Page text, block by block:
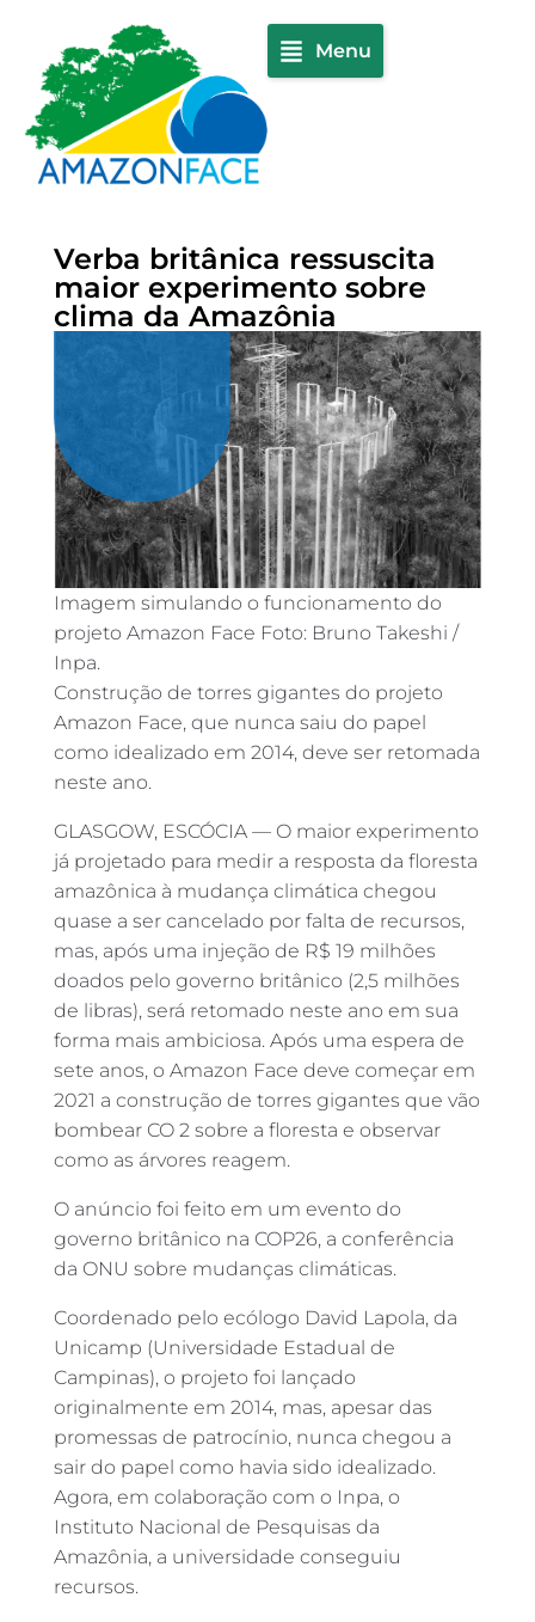
Menu
Verba britânica ressuscita
maior experimento sobre
clima da Amazônia
Imagem simulando o funcionamento do
projeto Amazon Face Foto: Bruno Takeshi /
Inpa.
Construção de torres gigantes do projeto
Amazon Face, que nunca saiu do papel
como idealizado em 2014, deve ser retomada
neste ano.
GLASGOW, ESCÓCIA — O maior experimento
já projetado para medir a resposta da floresta
amazônica à mudança climática chegou
quase a ser cancelado por falta de recursos,
mas, após uma injeção de R$ 19 milhões
doados pelo governo britânico (2,5 milhões
de libras), será retomado neste ano em sua
forma mais ambiciosa. Após uma espera de
sete anos, o Amazon Face deve começar em
2021 a construção de torres gigantes que vão
bombear CO 2 sobre a floresta e observar
como as árvores reagem.
O anúncio foi feito em um evento do
governo britânico na COP26, a conferência
da ONU sobre mudanças climáticas.
Coordenado pelo ecólogo David Lapola, da
Unicamp (Universidade Estadual de
Campinas), o projeto foi lançado
originalmente em 2014, mas, apesar das
promessas de patrocínio, nunca chegou a
sair do papel como havia sido idealizado.
Agora, em colaboração com o Inpa, o
Instituto Nacional de Pesquisas da
Amazônia, a universidade conseguiu
recursos.